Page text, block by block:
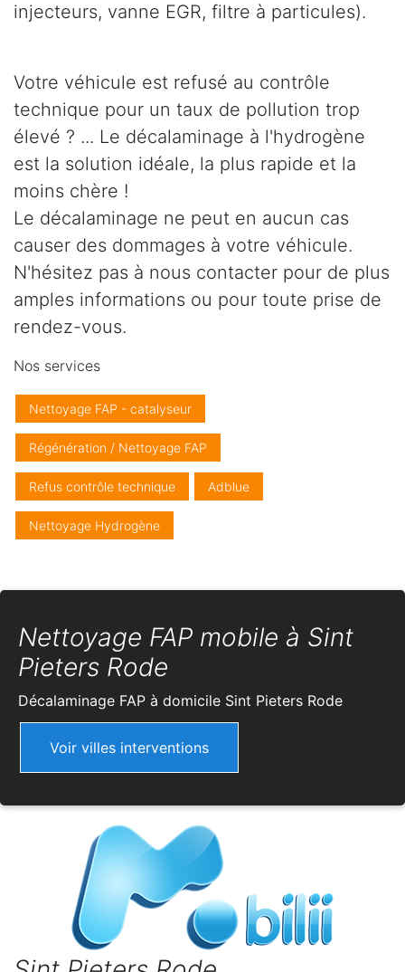
injecteurs, vanne EGR, filtre à particules).
Votre véhicule est refusé au contrôle
technique pour un taux de pollution trop
élevé ? ... Le décalaminage à l'hydrogène
est la solution idéale, la plus rapide et la
moins chère !
Le décalaminage ne peut en aucun cas
causer des dommages à votre véhicule.
N'hésitez pas à nous contacter pour de plus
amples informations ou pour toute prise de
rendez-vous.
Nos services
Nettoyage FAP - catalyseur
Régénération / Nettoyage FAP
Refus contrôle technique Adblue
Nettoyage Hydrogène
Nettoyage FAP mobile à Sint
Pieters Rode
Décalaminage FAP à domicile Sint Pieters Rode
Voir villes interventions